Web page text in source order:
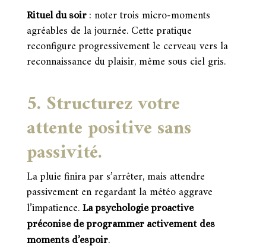
Rituel du soir: noter trois micro-moments
agréables de la journée. Cette pratique
reconfigure progressivement le cerveau vers la
reconnaissance du plaisir, même sous ciel gris.
5. Structurez votre
attente positive sans
passivité.
La pluie finira par s’arrêter, mais attendre
passivement en regardant la météo aggrave
l’impatience. La psychologie proactive
préconise de programmer activement des
moments d’espoir.